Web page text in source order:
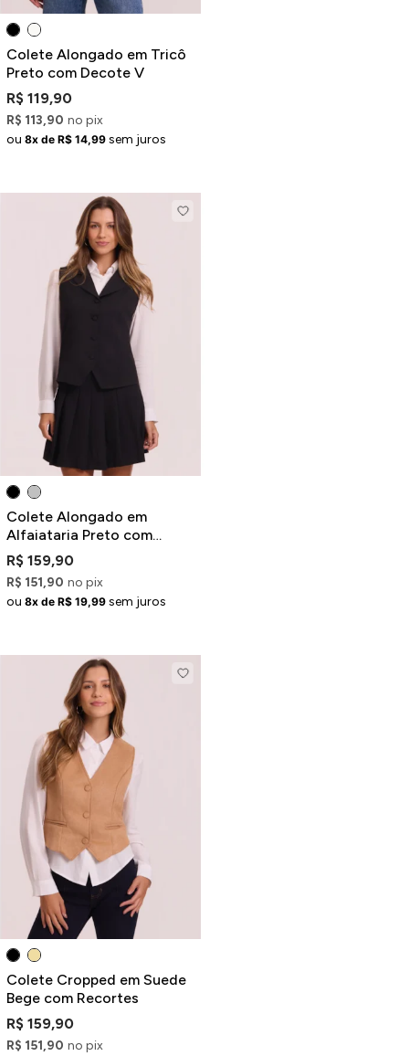
Colete Alongado em Tricô
Preto com Decote V
R$ 119,90
R$ 113,90 no pix
ou 8x de R$ 14,99 sem juros
Colete Alongado em
Alfaiataria Preto com
Recortes
R$ 159,90
R$ 151,90 no pix
ou 8x de R$ 19,99 sem juros
Colete Cropped em Suede
Bege com Recortes
R$ 159,90
R$ 151,90 no pix